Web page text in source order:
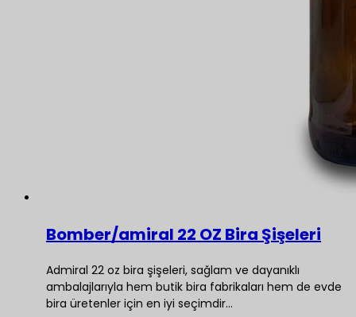
Bomber/amiral 22 OZ Bira Şişeleri
Admiral 22 oz bira şişeleri, sağlam ve dayanıklı
ambalajlarıyla hem butik bira fabrikaları hem de evde
bira üretenler için en iyi seçimdir…